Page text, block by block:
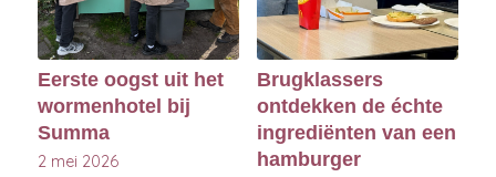
Eerste oogst uit het
wormenhotel bij
Summa
2 mei 2026
Brugklassers
ontdekken de échte
ingrediënten van een
hamburger